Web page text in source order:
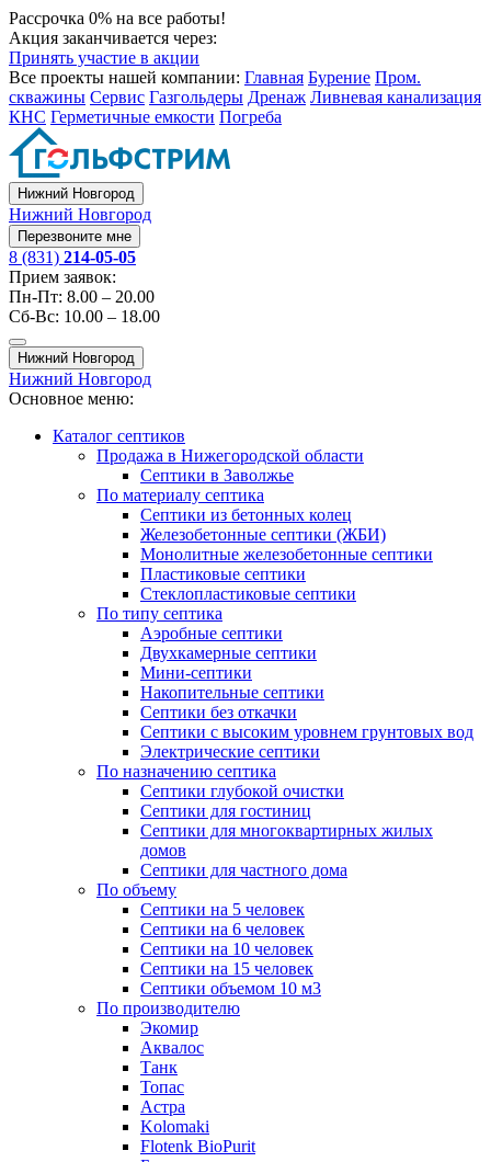
Рассрочка 0% на все работы!
Акция заканчивается через:
Принять участие в акции
Все проекты нашей компании: Главная Бурение Пром.
скважины Сервис Газгольдеры Дренаж Ливневая канализация
КНС Герметичные емкости Погреба
Нижний Новгород
Нижний Новгород
Перезвоните мне
8 (831) 214-05-05
Прием заявок:
Пн-Пт: 8.00 – 20.00
Сб-Вс: 10.00 – 18.00
Нижний Новгород
Нижний Новгород
Основное меню:
Каталог септиков
Продажа в Нижегородской области
Септики в Заволжье
По материалу септика
Септики из бетонных колец
Железобетонные септики (ЖБИ)
Монолитные железобетонные септики
Пластиковые септики
Стеклопластиковые септики
По типу септика
Аэробные септики
Двухкамерные септики
Мини-септики
Накопительные септики
Септики без откачки
Септики с высоким уровнем грунтовых вод
Электрические септики
По назначению септика
Септики глубокой очистки
Септики для гостиниц
Септики для многоквартирных жилых
домов
Септики для частного дома
По объему
Септики на 5 человек
Септики на 6 человек
Септики на 10 человек
Септики на 15 человек
Септики объемом 10 м3
По производителю
Экомир
Аквалос
Танк
Топас
Астра
Kolomaki
Flotenk BioPurit